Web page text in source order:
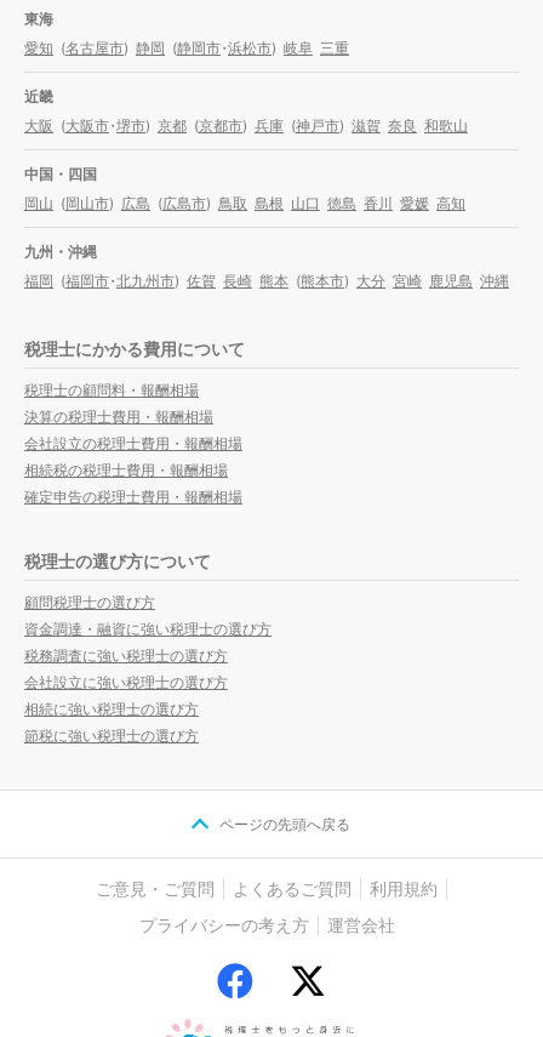
東海
愛知 (名古屋市) 静岡 (静岡市・浜松市) 岐阜 三重
近畿
大阪 (大阪市・堺市) 京都 (京都市) 兵庫 (神戸市) 滋賀 奈良 和歌山
中国・四国
岡山 (岡山市) 広島 (広島市) 鳥取 島根 山口 徳島 香川 愛媛 高知
九州・沖縄
福岡 (福岡市・北九州市) 佐賀 長崎 熊本 (熊本市) 大分 宮崎 鹿児島 沖縄
税理士にかかる費用について
税理士の顧問料・報酬相場
決算の税理士費用・報酬相場
会社設立の税理士費用・報酬相場
相続税の税理士費用・報酬相場
確定申告の税理士費用・報酬相場
税理士の選び方について
顧問税理士の選び方
資金調達・融資に強い税理士の選び方
税務調査に強い税理士の選び方
会社設立に強い税理士の選び方
相続に強い税理士の選び方
節税に強い税理士の選び方
ページの先頭へ戻る
ご意見・ご質問 よくあるご質問
利用規約
プライバシーの考え方
運営会社